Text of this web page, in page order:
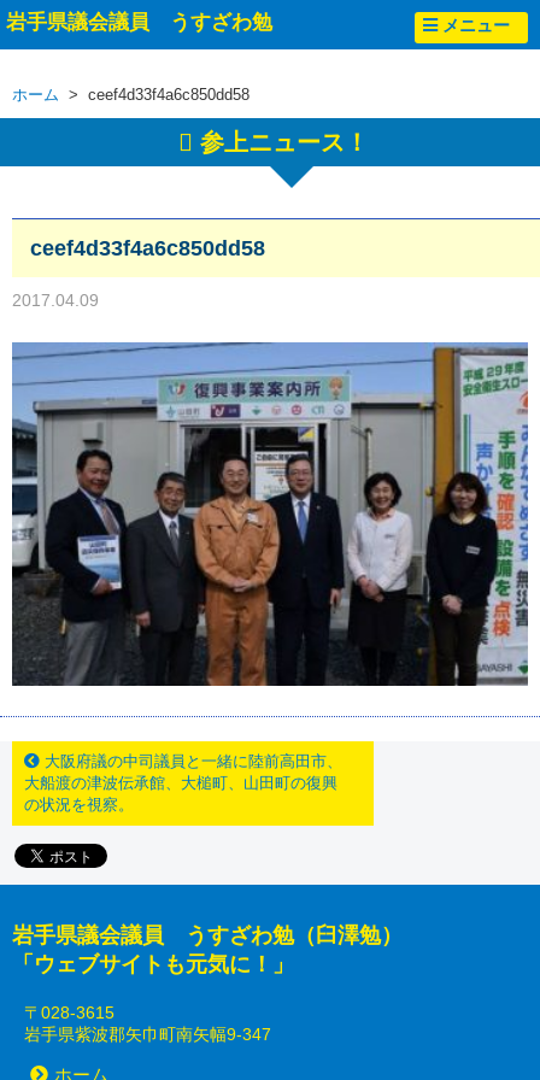
岩手県議会議員 うすざわ勉 メニュー
ホーム > ceef4d33f4a6c850dd58
参上ニュース！
ceef4d33f4a6c850dd58
2017.04.09
大阪府議の中司議員と一緒に陸前高田市、
大船渡の津波伝承館、大槌町、山田町の復興
の状況を視察。
岩手県議会議員 うすざわ勉（臼澤勉）
「ウェブサイトも元気に！」
〒028-3615
岩手県紫波郡矢巾町南矢幅9-347
ホーム